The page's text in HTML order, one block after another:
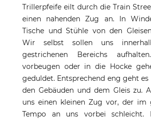
Trillerpfeife eilt durch die Train
einen nahenden Zug an. In
Tische und Stühle von den
Wir selbst sollen uns
gestrichenen Bereichs
vorbeugen oder in die Hocke
geduldet. Entsprechend eng geht es
den Gebäuden und dem Gleis zu.
uns einen kleinen Zug vor, der im
Tempo an uns vorbei schleicht.